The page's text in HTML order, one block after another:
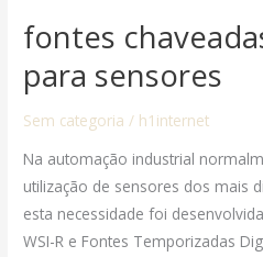
fontes
para sensores
Sem categoria / h1internet
Na automação industrial
utilização de sensores dos mais
esta necessidade foi
WSI-R e Fontes Temporizadas
fontes
com
rele
sensores